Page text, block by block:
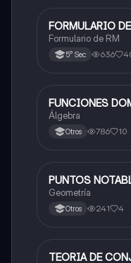
Matemáticas
FORMULARIO
Formulario de RM
5° Sec 636
Matemáticas
FUNCIONES
Álgebra
Otros 786 10
Matemáticas
PUNTOS
Geometría
Otros 241 4
Matemáticas
TEORIA DE